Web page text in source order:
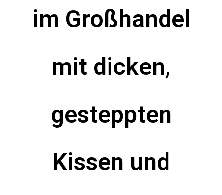
im Großhandel
mit dicken,
gesteppten
Kissen und